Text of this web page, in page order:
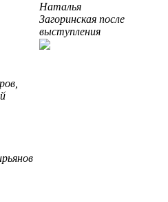
Наталья
Загоринская после
выступления